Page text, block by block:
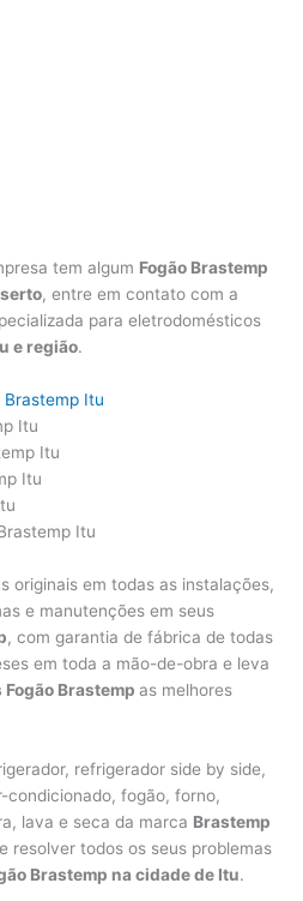
tem algum Fogão Brastemp
, entre em contato com a
para eletrodomésticos
e região.
Itu
Itu
Itu
Itu
Itu
originais em todas as instalações,
e manutenções em seus
, com garantia de fábrica de todas
em toda a mão-de-obra e leva
Brastempas melhores
refrigerador side by side,
condicionado, fogão, forno,
lava e seca da marca Brastemp
resolver todos os seus problemas
Brastemp na cidade de Itu.